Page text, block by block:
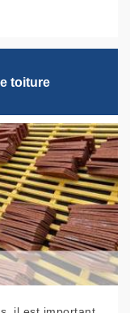
toiture